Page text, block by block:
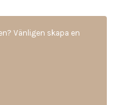
Vänligen skapa en